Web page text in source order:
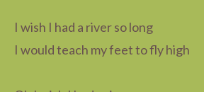
I wish I had a river so long
I would teach my feet to fly high